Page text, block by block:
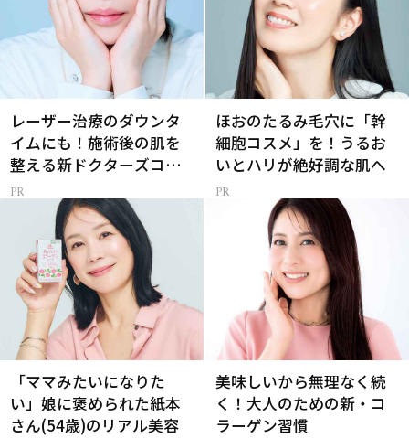
レーザー治療のダウンタ
イムにも！施術後の肌を
整える新ドクターズコス
メ
ほおのたるみ毛穴に「幹
細胞コスメ」を！うるお
いとハリが絶好調な肌へ
「ママみたいになりた
い」娘に褒められた紙本
さん(54歳)のリアル美容
美味しいから無理なく続
く！大人のための新・コ
ラーゲン習慣